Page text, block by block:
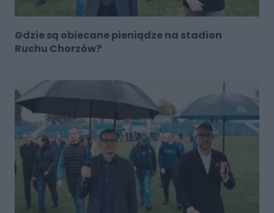
Gdzie są obiecane pieniądze na stadion
Ruchu Chorzów?